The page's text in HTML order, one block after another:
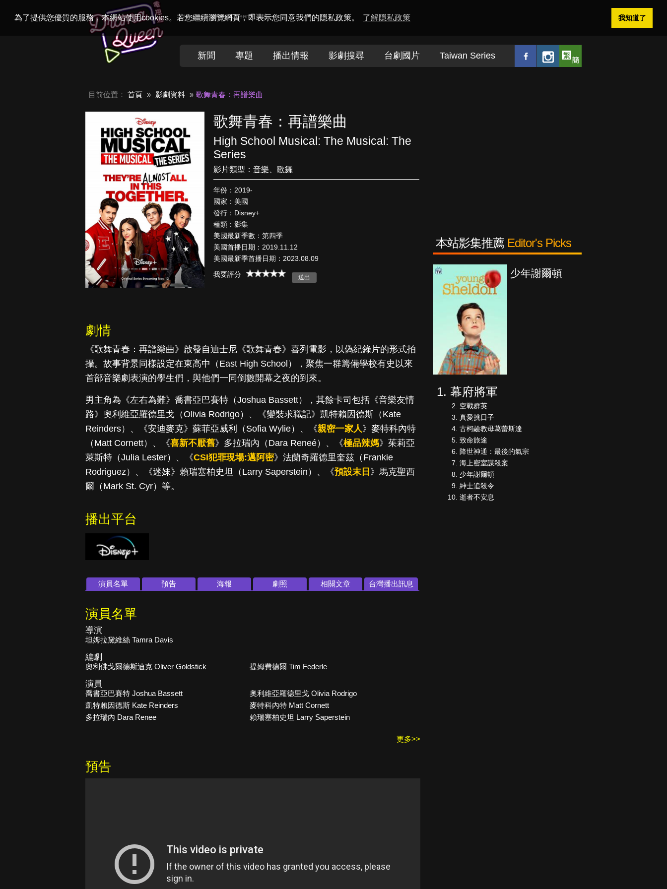
為了提供您優質的服務，本網站使用cookies。若您繼續瀏覽網頁，即表示您同意我們的隱私政策。 了解隱私政策 我知道了
Welcome toDramaQueen電視迷
新聞 專題 播出情報 影劇搜尋 台劇國片 Taiwan Series
目前位置： 首頁 影劇資料 歌舞青春：再譜樂曲
歌舞青春：再譜樂曲
High School Musical: The Musical: The
Series
影片類型： 音樂 歌舞
年份：2019-
國家：美國
發行：Disney+
種類：影集
美國最新季數：第四季
美國首播日期：2019.11.12
美國最新季首播日期：2023.08.09
我要評分
劇情
《歌舞青春：再譜樂曲》啟發自迪士尼《歌舞青春》喜列電影，以偽紀錄片的形式拍
攝。故事背景同樣設定在東高中（East High School），聚焦一群籌備學校有史以來
首部音樂劇表演的學生們，與他們一同倒數開幕之夜的到來。
男主角為《左右為難》喬書亞巴賽特（Joshua Bassett），其餘卡司包括《音樂友情
路》奧利維亞羅德里戈（Olivia Rodrigo）、《變裝求職記》凱特賴因德斯（Kate
Reinders）、《安迪麥克》蘇菲亞威利（Sofia Wylie）、《親密一家人》麥特科內特
（Matt Cornett）、《喜新不厭舊》多拉瑞內（Dara Reneé）、《極品辣媽》茱莉亞
萊斯特（Julia Lester）、《CSI犯罪現場:邁阿密》法蘭奇羅德里奎茲（Frankie
Rodriguez）、《迷妹》賴瑞塞柏史坦（Larry Saperstein）、《預設末日 》馬克聖西
爾（Mark St. Cyr）等。
播出平台
演員名單 預告 海報 劇照 相關文章 台灣播出訊息
演員名單
導演
坦姆拉黛維絲 Tamra Davis
編劇
奧利佛戈爾德斯迪克 Oliver Goldstick 提姆費德爾 Tim Federle
演員
喬書亞巴賽特 Joshua Bassett
奧利維亞羅德里戈 Olivia Rodrigo
凱特賴因德斯 Kate Reinders
麥特科內特 Matt Cornett
多拉瑞內 Dara Renee
賴瑞塞柏史坦 Larry Saperstein
更多>>
預告
本站影集推薦 Editor's Picks
降世神通：最
後的氣宗
海上密室謀殺
少年謝爾頓
幕府將軍
空戰群英
真愛挑日子
古柯鹼教母葛蕾斯達
致命旅途
降世神通：最後的氣宗
海上密室謀殺案
少年謝爾頓
紳士追殺令
逝者不安息